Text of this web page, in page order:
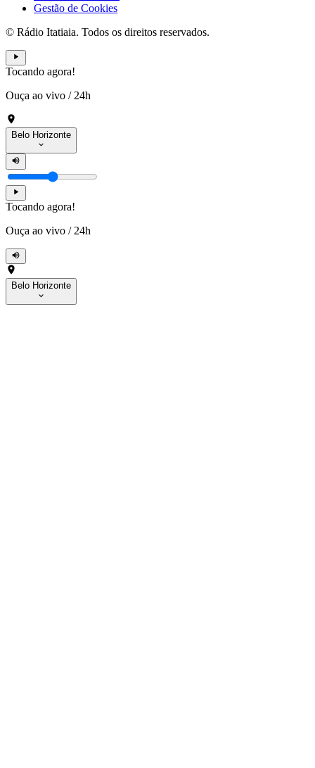
Gestão de Cookies
© Rádio Itatiaia. Todos os direitos reservados.
Tocando agora!
Ouça ao vivo / 24h
Belo Horizonte
Tocando agora!
Ouça ao vivo / 24h
Belo Horizonte